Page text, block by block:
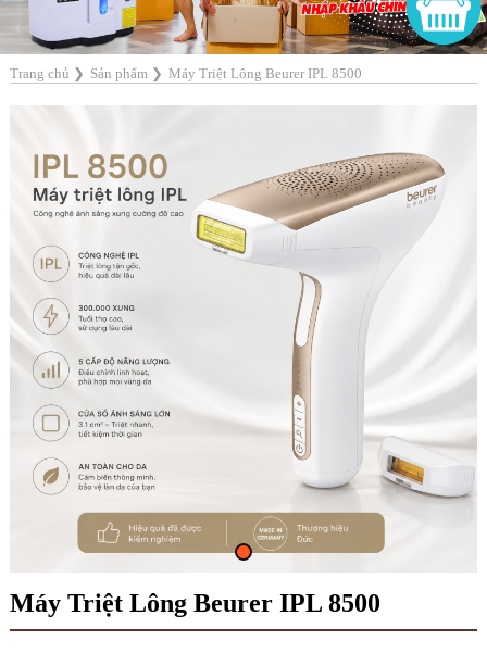
Trang chủ ❯ Sản phẩm❯ Máy Triệt Lông Beurer IPL 8500
Máy Triệt Lông Beurer IPL 8500